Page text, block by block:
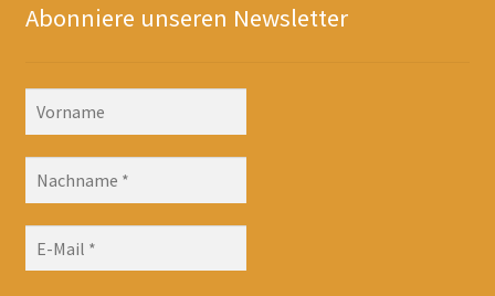
Abonniere unseren Newsletter